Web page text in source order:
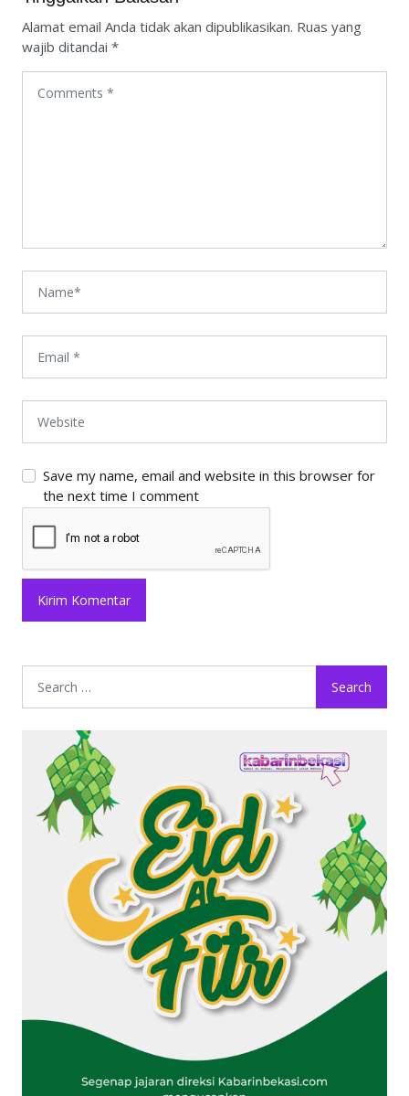
Alamat email Anda tidak akan dipublikasikan. Ruas yang
wajib ditandai *
Save my name, email and website in this browser for
the next time I comment